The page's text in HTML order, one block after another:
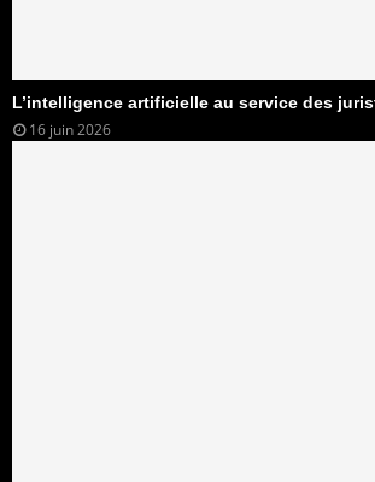
L’intelligence artificielle au service des
16 juin 2026